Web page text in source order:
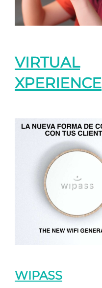
VIRTUAL
XPERIENCE
WIPASS